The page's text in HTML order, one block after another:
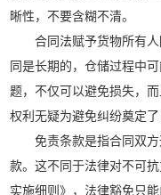
晰性，不要含糊不清。
合同法赋予货物所有
同是长期的，仓储过程中
题，不仅可以避免损失，
权利无疑为避免纠纷奠定了
免责条款是指合同双
款。这不同于法律对不可
实施细则》，法律豁免只